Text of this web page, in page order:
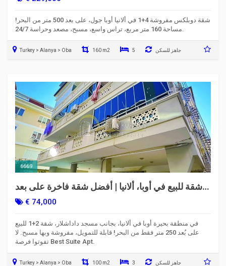
شقة دوبلكس مفروشة 4+1 في ألانيا أوبا جول، على بعد 500 متر من البحر!
مساحة 160 متر مربع، تراس واسع، مسبح، مصعد وحراسة 24/7.
Turkey > Alanya > Oba 160 m2 5 جاهز للسكن
6669
شقة للبيع في أوبا، ألانيا | أفضل شقة فاخرة على بعد
€ 74,000
في منطقة بحيرة أوبا في ألانيا، بجانب مسجد داداشلار، شقة 2+1 للبيع
على بُعد 250 متر فقط من البحر! قابلة للتمويل، مفروشة وبها مسبح. لا
تفوتوا فرصة Best Suite Apt.
Turkey > Alanya > Oba 100 m2 3 جاهز للسكن